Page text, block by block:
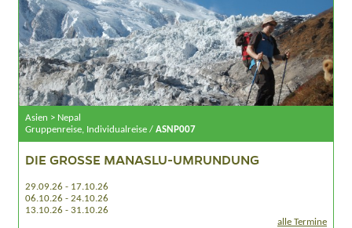
Asien > Nepal
Gruppenreise, Individualreise / ASNP007
DIE GROSSE MANASLU-UMRUNDUNG
29.09.26 - 17.10.26
06.10.26 - 24.10.26
13.10.26 - 31.10.26
alle Termine